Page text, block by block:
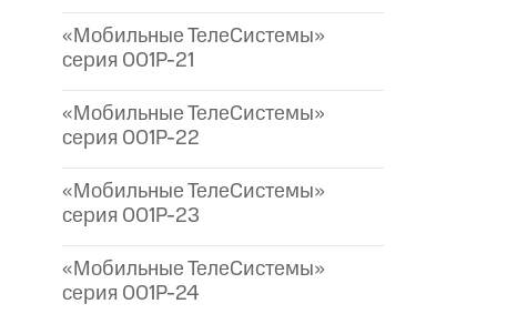
«Мобильные ТелеСистемы»
серия 001P-21
«Мобильные ТелеСистемы»
серия 001P-22
«Мобильные ТелеСистемы»
серия 001P-23
«Мобильные ТелеСистемы»
серия 001P-24